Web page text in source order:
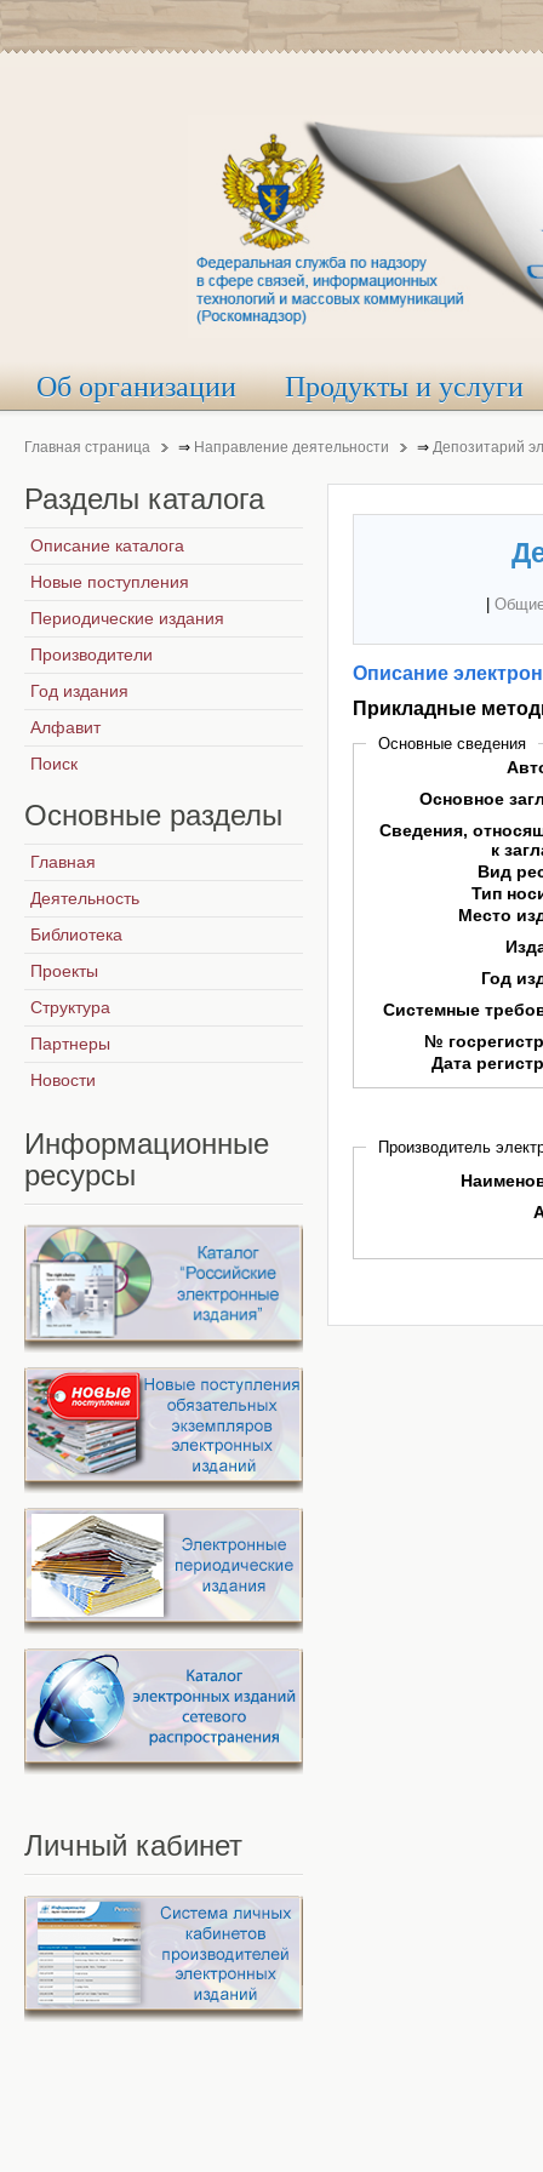
Об организации Продукты и услуги
Главная страница ⇒ Направление деятельности ⇒ Депозитарий
Описание
Прикладные
Основные сведения
Основное
Сведения,
к
Вид
Тип
Место
Год
Системные
№
Дата
Производитель
Разделы каталога
Описание каталога
Новые поступления
Периодические издания
Производители
Год издания
Алфавит
Поиск
Основные разделы
Главная
Деятельность
Библиотека
Проекты
Структура
Партнеры
Новости
Информационные
ресурсы
Личный кабинет